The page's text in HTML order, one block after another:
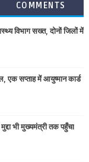
COMMENTS
विभाग सख्त, दोनों जिलों में
एक सप्ताह में आयुष्मान कार्ड
भी मुख्यमंत्री तक पहुँचा